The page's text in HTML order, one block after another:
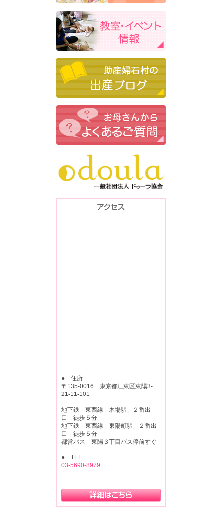
● 住所
〒135-0016 東京都江東区東陽3-
21-11-101
地下鉄 東西線「木場駅」２番出
口 徒歩５分
地下鉄 東西線「東陽町駅」２番出
口 徒歩５分
都営バス 東陽３丁目バス停前すぐ
● TEL
03-5690-8979